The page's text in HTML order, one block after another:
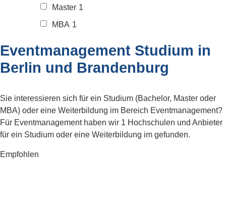
Master 1
MBA 1
Eventmanagement Studium in
Berlin und Brandenburg
Sie interessieren sich für ein Studium (Bachelor, Master oder
MBA) oder eine Weiterbildung im Bereich Eventmanagement?
Für Eventmanagement haben wir 1 Hochschulen und Anbieter
für ein Studium oder eine Weiterbildung im gefunden.
Empfohlen